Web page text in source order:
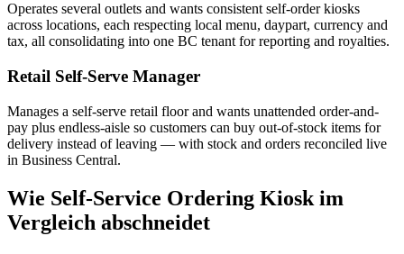
Operates several outlets and wants consistent self-order kiosks
across locations, each respecting local menu, daypart, currency and
tax, all consolidating into one BC tenant for reporting and royalties.
Retail Self-Serve Manager
Manages a self-serve retail floor and wants unattended order-and-
pay plus endless-aisle so customers can buy out-of-stock items for
delivery instead of leaving — with stock and orders reconciled live
in Business Central.
Wie Self-Service Ordering Kiosk im
Vergleich abschneidet